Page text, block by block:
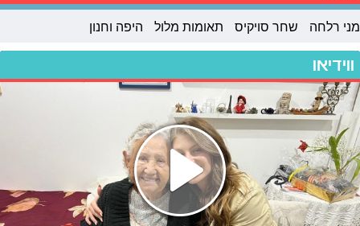
מני רלחה שחר סויקיס תאומות מלול היפה וחנון
ווידיאו